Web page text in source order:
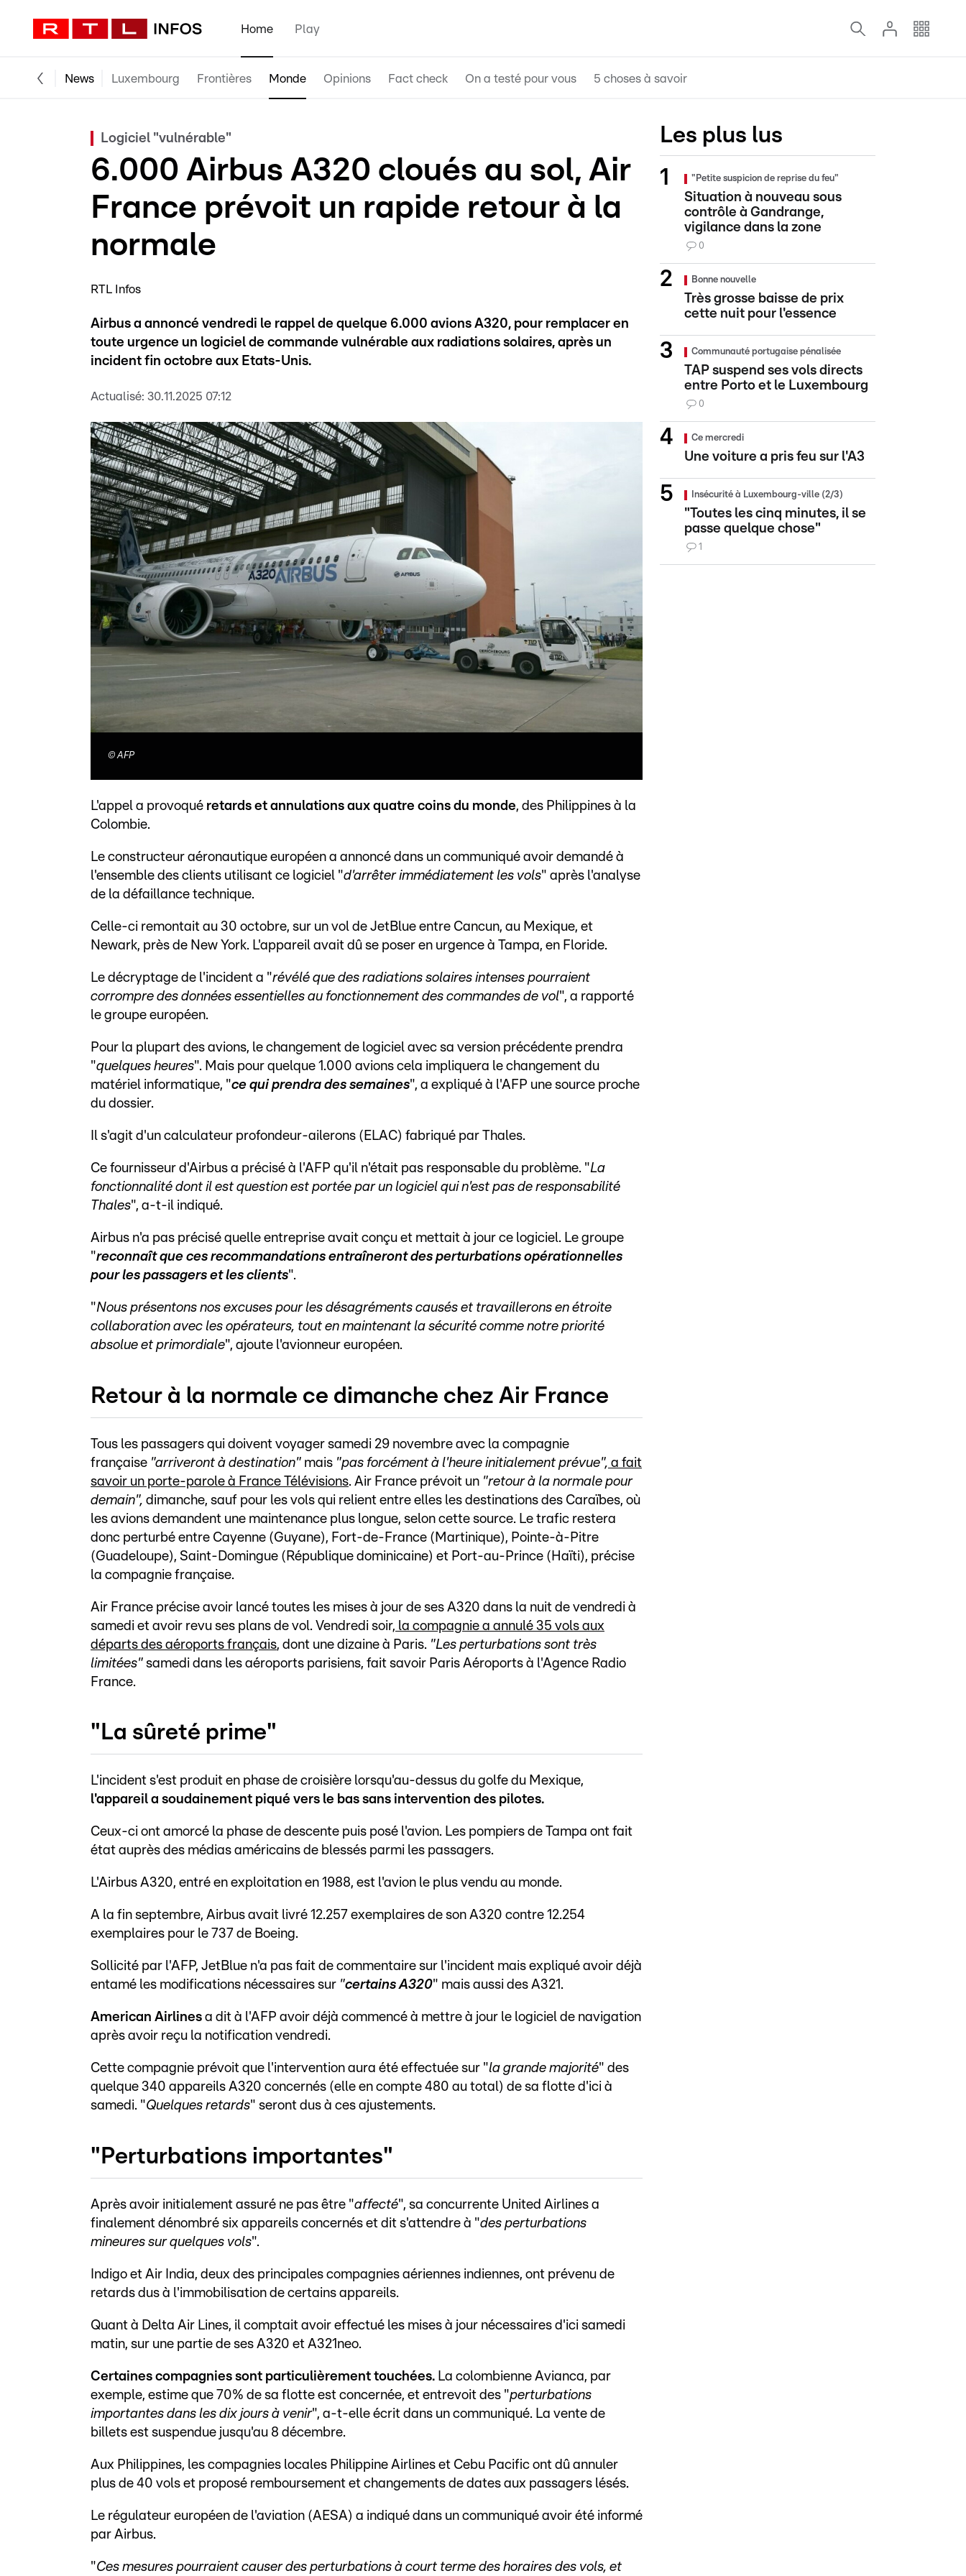
Home Play
News Luxembourg Frontières Monde Opinions Fact check On a testé pour vous 5 choses à savoir
Logiciel "vulnérable"
6.000 Airbus A320 cloués au sol, Air
France prévoit un rapide retour à la
normale
RTL Infos
Airbus a annoncé vendredi le rappel de quelque 6.000 avions A320, pour remplacer en
toute urgence un logiciel de commande vulnérable aux radiations solaires, après un
incident fin octobre aux Etats-Unis.
Actualisé: 30.11.2025 07:12
©AFP
L'appel a provoqué retards et annulations aux quatre coins du monde, des Philippines à la
Colombie.
Le constructeur aéronautique européen a annoncé dans un communiqué avoir demandé à
l'ensemble des clients utilisant ce logiciel "d'arrêter immédiatement les vols" après l'analyse
de la défaillance technique.
Celle-ci remontait au 30 octobre, sur un vol de JetBlue entre Cancun, au Mexique, et
Newark, près de New York. L'appareil avait dû se poser en urgence à Tampa, en Floride.
Le décryptage de l'incident a "révélé que des radiations solaires intenses pourraient
corrompre des données essentielles au fonctionnement des commandes de vol", a rapporté
le groupe européen.
Pour la plupart des avions, le changement de logiciel avec sa version précédente prendra
"quelques heures". Mais pour quelque 1.000 avions cela impliquera le changement du
matériel informatique, "ce qui prendra des semaines", a expliqué à l'AFP une source proche
du dossier.
Il s'agit d'un calculateur profondeur-ailerons (ELAC) fabriqué par Thales.
Ce fournisseur d'Airbus a précisé à l'AFP qu'il n'était pas responsable du problème. "La
fonctionnalité dont il est question est portée par un logiciel qui n'est pas de responsabilité
Thales", a-t-il indiqué.
Airbus n'a pas précisé quelle entreprise avait conçu et mettait à jour ce logiciel. Le groupe
"reconnaît que ces recommandations entraîneront des perturbations opérationnelles
pour les passagers et les clients".
"Nous présentons nos excuses pour les désagréments causés et travaillerons en étroite
collaboration avec les opérateurs, tout en maintenant la sécurité comme notre priorité
absolue et primordiale", ajoute l'avionneur européen.
Retour à la normale ce dimanche chez Air France
Tous les passagers qui doivent voyager samedi 29 novembre avec la compagnie
française "arriveront à destination" mais "pas forcément à l'heure initialement prévue", a fait
savoir un porte-parole à France Télévisions. Air France prévoit un "retour à la normale pour
demain", dimanche, sauf pour les vols qui relient entre elles les destinations des Caraïbes, où
les avions demandent une maintenance plus longue, selon cette source. Le trafic restera
donc perturbé entre Cayenne (Guyane), Fort-de-France (Martinique), Pointe-à-Pitre
(Guadeloupe), Saint-Domingue (République dominicaine) et Port-au-Prince (Haïti), précise
la compagnie française.
Air France précise avoir lancé toutes les mises à jour de ses A320 dans la nuit de vendredi à
samedi et avoir revu ses plans de vol. Vendredi soir, la compagnie a annulé 35 vols aux
départs des aéroports français, dont une dizaine à Paris. "Les perturbations sont très
limitées" samedi dans les aéroports parisiens, fait savoir Paris Aéroports à l'Agence Radio
France.
"La sûreté prime"
L'incident s'est produit en phase de croisière lorsqu'au-dessus du golfe du Mexique,
l'appareil a soudainement piqué vers le bas sans intervention des pilotes.
Ceux-ci ont amorcé la phase de descente puis posé l'avion. Les pompiers de Tampa ont fait
état auprès des médias américains de blessés parmi les passagers.
L'Airbus A320, entré en exploitation en 1988, est l'avion le plus vendu au monde.
A la fin septembre, Airbus avait livré 12.257 exemplaires de son A320 contre 12.254
exemplaires pour le 737 de Boeing.
Sollicité par l'AFP, JetBlue n'a pas fait de commentaire sur l'incident mais expliqué avoir déjà
entamé les modifications nécessaires sur "certains A320" mais aussi des A321.
American Airlines a dit à l'AFP avoir déjà commencé à mettre à jour le logiciel de navigation
après avoir reçu la notification vendredi.
Cette compagnie prévoit que l'intervention aura été effectuée sur "la grande majorité" des
quelque 340 appareils A320 concernés (elle en compte 480 au total) de sa flotte d'ici à
samedi. "Quelques retards" seront dus à ces ajustements.
"Perturbations importantes"
Après avoir initialement assuré ne pas être "affecté", sa concurrente United Airlines a
finalement dénombré six appareils concernés et dit s'attendre à "des perturbations
mineures sur quelques vols".
Indigo et Air India, deux des principales compagnies aériennes indiennes, ont prévenu de
retards dus à l'immobilisation de certains appareils.
Quant à Delta Air Lines, il comptait avoir effectué les mises à jour nécessaires d'ici samedi
matin, sur une partie de ses A320 et A321neo.
Certaines compagnies sont particulièrement touchées. La colombienne Avianca, par
exemple, estime que 70% de sa flotte est concernée, et entrevoit des "perturbations
importantes dans les dix jours à venir", a-t-elle écrit dans un communiqué. La vente de
billets est suspendue jusqu'au 8 décembre.
Aux Philippines, les compagnies locales Philippine Airlines et Cebu Pacific ont dû annuler
plus de 40 vols et proposé remboursement et changements de dates aux passagers lésés.
Le régulateur européen de l'aviation (AESA) a indiqué dans un communiqué avoir été informé
par Airbus.
"Ces mesures pourraient causer des perturbations à court terme des horaires des vols, et
Les plus lus
"Petite suspicion de reprise du feu"
Situation à nouveau sous
contrôle à Gandrange,
vigilance dans la zone
0
Bonne nouvelle
Très grosse baisse de prix
cette nuit pour l'essence
Communauté portugaise pénalisée
TAP suspend ses vols directs
entre Porto et le Luxembourg
0
Ce mercredi
Une voiture a pris feu sur l'A3
Insécurité à Luxembourg-ville (2/3)
"Toutes les cinq minutes, il se
passe quelque chose"
1